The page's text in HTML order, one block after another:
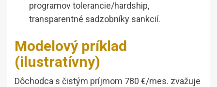
programov tolerancie/hardship,
transparentné sadzobníky sankcií.
Modelový príklad
(ilustratívny)
Dôchodca s čistým príjmom 780 €/mes. zvažuje